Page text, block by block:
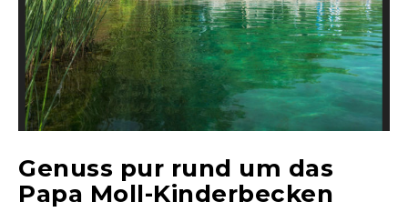
Genuss pur rund um das
Papa Moll-Kinderbecken